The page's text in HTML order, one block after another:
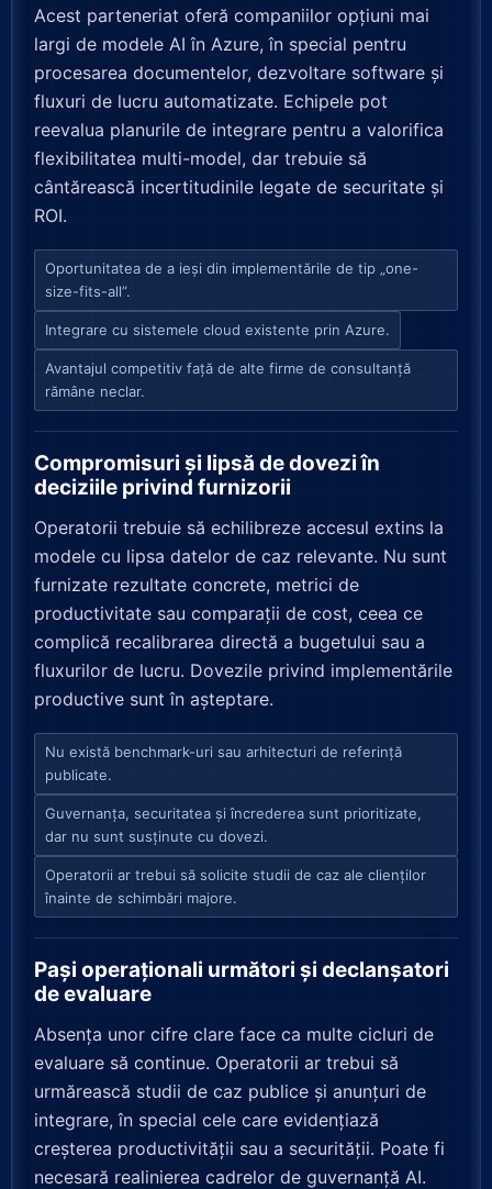
Acest parteneriat oferă companiilor opțiuni mai
largi de modele AI în Azure, în special pentru
procesarea documentelor, dezvoltare software și
fluxuri de lucru automatizate. Echipele pot
reevalua planurile de integrare pentru a valorifica
flexibilitatea multi-model, dar trebuie să
cântărească incertitudinile legate de securitate și
ROI.
Oportunitatea de a ieși din implementările de tip „one-
size-fits-all”.
Integrare cu sistemele cloud existente prin Azure.
Avantajul competitiv față de alte firme de consultanță
rămâne neclar.
Compromisuri și lipsă de dovezi în
deciziile privind furnizorii
Operatorii trebuie să echilibreze accesul extins la
modele cu lipsa datelor de caz relevante. Nu sunt
furnizate rezultate concrete, metrici de
productivitate sau comparații de cost, ceea ce
complică recalibrarea directă a bugetului sau a
fluxurilor de lucru. Dovezile privind implementările
productive sunt în așteptare.
Nu există benchmark-uri sau arhitecturi de referință
publicate.
Guvernanța, securitatea și încrederea sunt prioritizate,
dar nu sunt susținute cu dovezi.
Operatorii ar trebui să solicite studii de caz ale clienților
înainte de schimbări majore.
Pași operaționali următori și declanșatori
de evaluare
Absența unor cifre clare face ca multe cicluri de
evaluare să continue. Operatorii ar trebui să
urmărească studii de caz publice și anunțuri de
integrare, în special cele care evidențiază
creșterea productivității sau a securității. Poate fi
necesară realinierea cadrelor de guvernanță AI.